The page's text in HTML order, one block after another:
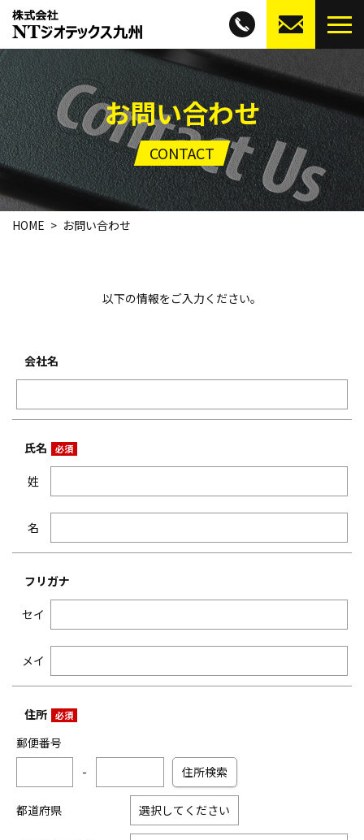
お問い合わせ
CONTACT
HOME お問い合わせ
以下の情報をご入力ください。
会社名
氏名
姓
名
フリガナ
セイ
メイ
住所
郵便番号
-
住所検索
都道府県